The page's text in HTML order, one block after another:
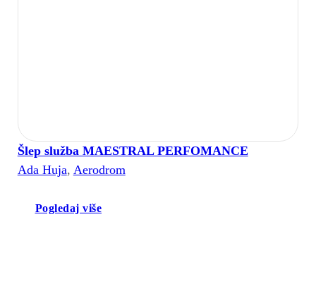
Šlep služba MAESTRAL PERFOMANCE
Ada Huja, Aerodrom
Pogledaj više